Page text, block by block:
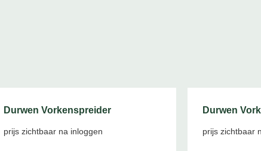
Durwen Vorkenspreider
prijs zichtbaar na inloggen
Durwen
prijs zichtbaar